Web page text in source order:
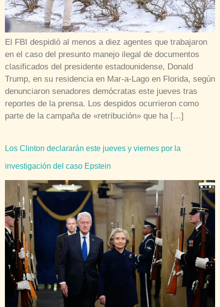
El FBI despidió al menos a diez agentes que trabajaron
en el caso del presunto manejo ilegal de documentos
clasificados del presidente estadounidense, Donald
Trump, en su residencia en Mar-a-Lago en Florida, según
denunciaron senadores demócratas este jueves tras
reportes de la prensa. Los despidos ocurrieron como
parte de la campaña de «retribución» que ha […]
Los Clinton declararán este jueves y viernes por la
investigación del caso Epstein